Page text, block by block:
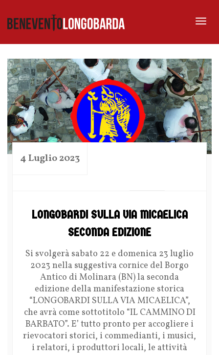
4 Luglio 2023
LONGOBARDI SULLA VIA MICAELICA
SECONDA EDIZIONE
Si svolgerà sabato 22 e domenica 23 luglio
2023 nella suggestiva cornice del Borgo
Antico di Molinara (BN) la seconda
edizione della manifestazione storica
“LONGOBARDI SULLA VIA MICAELICA”,
che avrà come sottotitolo “IL CAMMINO DI
BARBATO”. E’ tutto pronto per accogliere i
rievocatori storici, i commedianti, i musici,
i relatori, i produttori locali, le attività